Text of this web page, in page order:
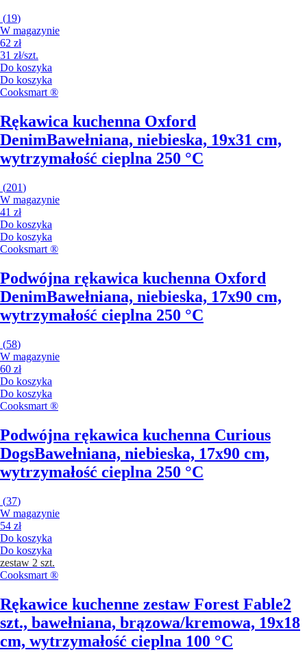
(19)
W magazynie
62 zł
31 zł/szt.
Do koszyka
Do koszyka
Cooksmart ®
Rękawica kuchenna Oxford
DenimBawełniana, niebieska, 19x31 cm,
wytrzymałość cieplna 250 °C
(201)
W magazynie
41 zł
Do koszyka
Do koszyka
Cooksmart ®
Podwójna rękawica kuchenna Oxford
DenimBawełniana, niebieska, 17x90 cm,
wytrzymałość cieplna 250 °C
(58)
W magazynie
60 zł
Do koszyka
Do koszyka
Cooksmart ®
Podwójna rękawica kuchenna Curious
DogsBawełniana, niebieska, 17x90 cm,
wytrzymałość cieplna 250 °C
(37)
W magazynie
54 zł
Do koszyka
Do koszyka
zestaw 2 szt.
Cooksmart ®
Rękawice kuchenne zestaw Forest Fable2
szt., bawełniana, brązowa/kremowa, 19x18
cm, wytrzymałość cieplna 100 °C